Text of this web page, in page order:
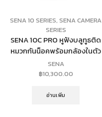
SENA 10 SERIES, SENA CAMERA
SERIES
SENA 10C PRO หูฟังบลูทูธติด
หมวกกันน็อคพร้อมกล้องในตัว
SENA
฿10,300.00
อ่านเพิ่ม